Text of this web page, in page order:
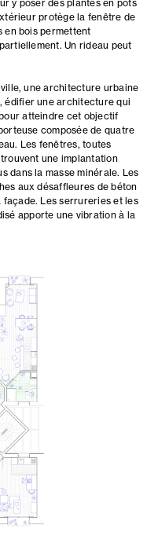
y poser des plantes en pots
protège la fenêtre de
en bois permettent
Un rideau peut
ville, une architecture urbaine
édifier une architecture qui
atteindre cet objectif
composée de quatre
Les fenêtres, toutes
une implantation
dans la masse minérale. Les
aux désaffleures de béton
Les serrureries et les
apporte une vibration à la